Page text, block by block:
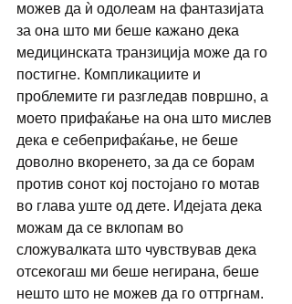
можев да ѝ одолеам на фантазијата
за она што ми беше кажано дека
медицинската транзиција може да го
постигне. Компликациите и
проблемите ги разгледав површно, а
моето прифаќање на она што мислев
дека е себеприфаќање, не беше
доволно вкоренето, за да се борам
против сонот кој постојано го мотав
во глава уште од дете. Идејата дека
можам да се вклопам во
сложувалката што чувствував дека
отсекогаш ми беше негирана, беше
нешто што не можев да го оттргнам.